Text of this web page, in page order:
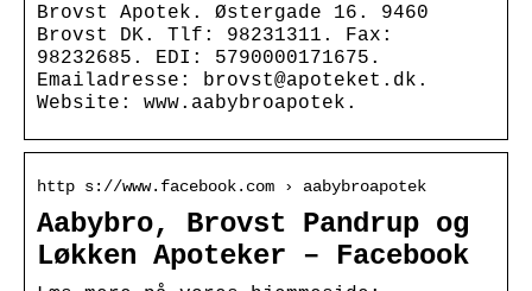
Brovst Apotek. Østergade 16. 9460
Brovst DK. Tlf: 98231311. Fax:
98232685. EDI: 5790000171675.
Emailadresse: brovst@apoteket.dk.
Website: www.aabybroapotek.
http s://www.facebook.com › aabybroapotek
Aabybro, Brovst Pandrup og
Løkken Apoteker – Facebook